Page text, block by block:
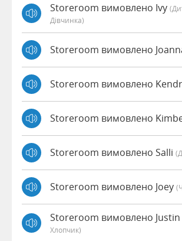
Storeroom вимовлено Ivy
Дівчинка)
Storeroom вимовлено
Storeroom вимовлено
Storeroom вимовлено
Storeroom вимовлено Salli
Storeroom вимовлено Joey
Storeroom вимовлено Justin
Хлопчик)